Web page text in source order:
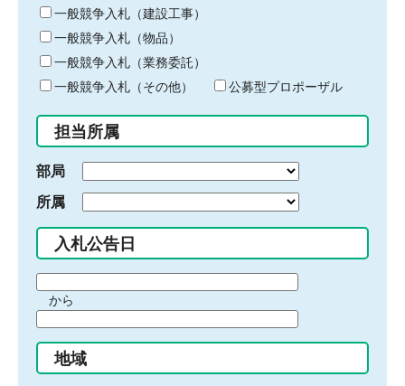
キ
ー
ワ
ー
ド
入
力
一般競争入札（建設工事）
一般競争入札（物品）
一般競争入札（業務委託）
一般競争入札（その他）
公募型プロポーザル
担当所属
部局
所属
入札公告日
間
始
り
から
間
終
地域